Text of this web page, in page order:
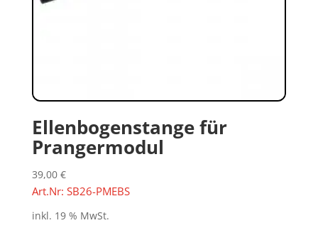
Ellenbogenstange für
Prangermodul
39,00 €
Art.Nr: SB26-PMEBS
inkl. 19 % MwSt.